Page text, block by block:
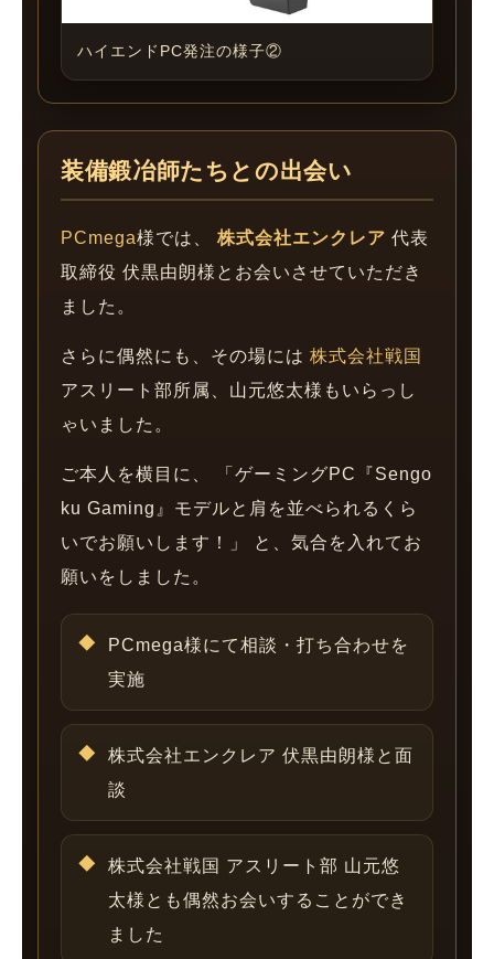
ハイエンドPC発注の様子②
装備鍛冶師たちとの出会い
PCmega様では、 株式会社エンクレア 代表
取締役 伏黒由朗様とお会いさせていただき
ました。
さらに偶然にも、その場には 株式会社戦国
アスリート部所属、山元悠太様もいらっし
ゃいました。
ご本人を横目に、 「ゲーミングPC『Sengo
ku Gaming』モデルと肩を並べられるくら
いでお願いします！」 と、気合を入れてお
願いをしました。
PCmega様にて相談・打ち合わせを
実施
株式会社エンクレア 伏黒由朗様と面
談
株式会社戦国 アスリート部 山元悠
太様とも偶然お会いすることができ
ました